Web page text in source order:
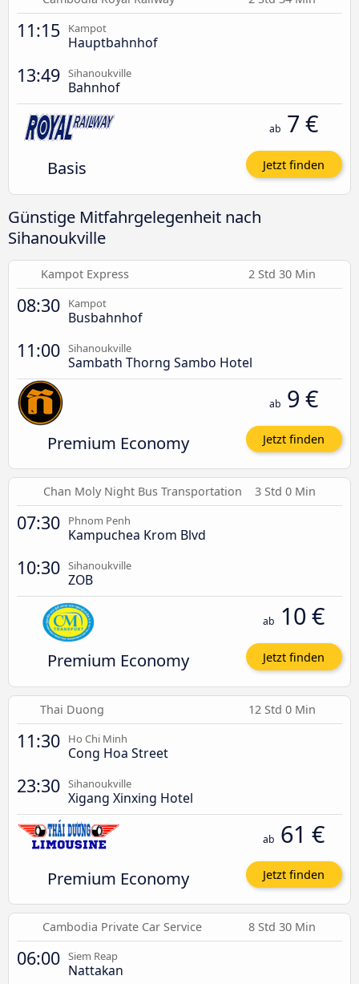
11:15 Kampot
Hauptbahnhof
13:49 Sihanoukville
Bahnhof
Basis
ab 7 €
Jetzt finden
Günstige Mitfahrgelegenheit nach
Sihanoukville
Kampot Express 2 Std 30 Min
08:30 Kampot
Busbahnhof
11:00 Sihanoukville
Sambath Thorng Sambo Hotel
Premium Economy
ab 9 €
Jetzt finden
Chan Moly Night Bus Transportation 3 Std 0 Min
07:30 Phnom Penh
Kampuchea Krom Blvd
10:30 Sihanoukville
ZOB
Premium Economy
ab 10 €
Jetzt finden
Thai Duong 12 Std 0 Min
11:30 Ho Chi Minh
Cong Hoa Street
23:30 Sihanoukville
Xigang Xinxing Hotel
Premium Economy
ab 61 €
Jetzt finden
Cambodia Private Car Service 8 Std 30 Min
06:00 Siem Reap
Nattakan